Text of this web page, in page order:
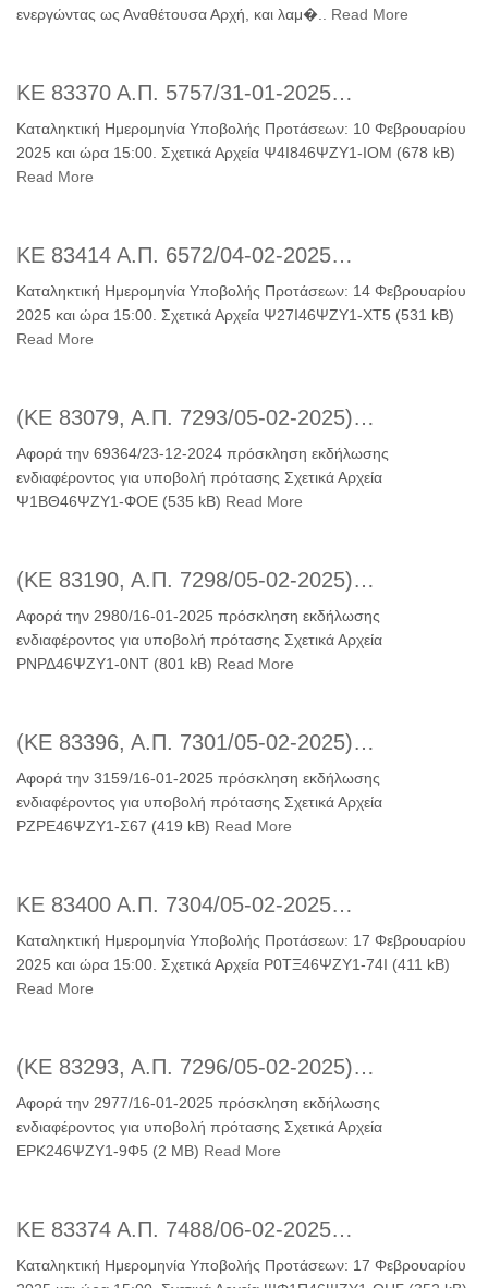
ενεργώντας ως Αναθέτουσα Αρχή, και λαμ�..
Read More
ΚΕ 83370 Α.Π. 5757/31-01-2025…
Καταληκτική Ημερομηνία Υποβολής Προτάσεων: 10 Φεβρουαρίου
2025 και ώρα 15:00. Σχετικά Αρχεία Ψ4Ι846ΨΖΥ1-ΙΟΜ (678 kB)
Read More
ΚΕ 83414 Α.Π. 6572/04-02-2025…
Καταληκτική Ημερομηνία Υποβολής Προτάσεων: 14 Φεβρουαρίου
2025 και ώρα 15:00. Σχετικά Αρχεία Ψ27Ι46ΨΖΥ1-ΧΤ5 (531 kB)
Read More
(ΚΕ 83079, Α.Π. 7293/05-02-2025)…
Αφορά την 69364/23-12-2024 πρόσκληση εκδήλωσης
ενδιαφέροντος για υποβολή πρότασης Σχετικά Αρχεία
Ψ1ΒΘ46ΨΖΥ1-ΦΟΕ (535 kB) Read More
(ΚΕ 83190, Α.Π. 7298/05-02-2025)…
Αφορά την 2980/16-01-2025 πρόσκληση εκδήλωσης
ενδιαφέροντος για υποβολή πρότασης Σχετικά Αρχεία
ΡΝΡΔ46ΨΖΥ1-0ΝΤ (801 kB) Read More
(ΚΕ 83396, Α.Π. 7301/05-02-2025)…
Αφορά την 3159/16-01-2025 πρόσκληση εκδήλωσης
ενδιαφέροντος για υποβολή πρότασης Σχετικά Αρχεία
ΡΖΡΕ46ΨΖΥ1-Σ67 (419 kB) Read More
ΚΕ 83400 Α.Π. 7304/05-02-2025…
Καταληκτική Ημερομηνία Υποβολής Προτάσεων: 17 Φεβρουαρίου
2025 και ώρα 15:00. Σχετικά Αρχεία Ρ0ΤΞ46ΨΖΥ1-74Ι (411 kB)
Read More
(ΚΕ 83293, Α.Π. 7296/05-02-2025)…
Αφορά την 2977/16-01-2025 πρόσκληση εκδήλωσης
ενδιαφέροντος για υποβολή πρότασης Σχετικά Αρχεία
ΕΡΚ246ΨΖΥ1-9Φ5 (2 MB) Read More
ΚΕ 83374 Α.Π. 7488/06-02-2025…
Καταληκτική Ημερομηνία Υποβολής Προτάσεων: 17 Φεβρουαρίου